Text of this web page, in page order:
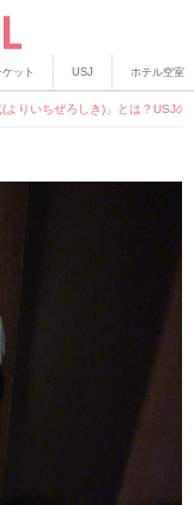
ケット USJ ホテル空室
よりいちぜろしき)」とは？USJ